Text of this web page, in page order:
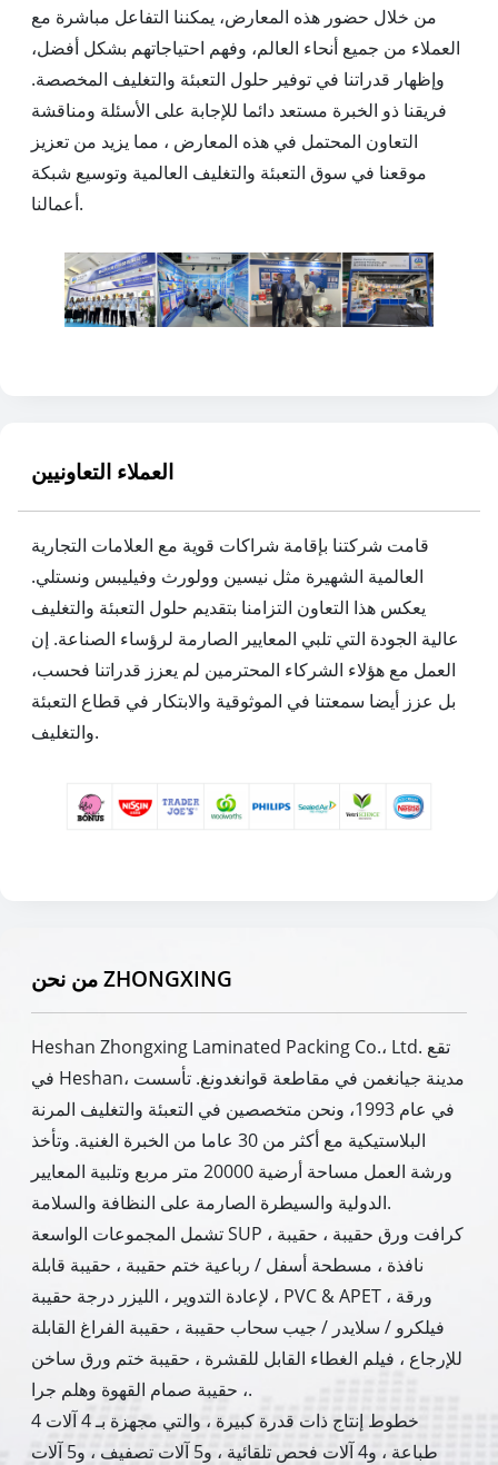
من خلال حضور هذه المعارض، يمكننا التفاعل مباشرة مع
العملاء من جميع أنحاء العالم، وفهم احتياجاتهم بشكل أفضل،
وإظهار قدراتنا في توفير حلول التعبئة والتغليف المخصصة.
فريقنا ذو الخبرة مستعد دائما للإجابة على الأسئلة ومناقشة
التعاون المحتمل في هذه المعارض ، مما يزيد من تعزيز
موقعنا في سوق التعبئة والتغليف العالمية وتوسيع شبكة
أعمالنا.
العملاء التعاونيين
قامت شركتنا بإقامة شراكات قوية مع العلامات التجارية
العالمية الشهيرة مثل نيسين وولورث وفيليبس ونستلي.
يعكس هذا التعاون التزامنا بتقديم حلول التعبئة والتغليف
عالية الجودة التي تلبي المعايير الصارمة لرؤساء الصناعة. إن
العمل مع هؤلاء الشركاء المحترمين لم يعزز قدراتنا فحسب،
بل عزز أيضا سمعتنا في الموثوقية والابتكار في قطاع التعبئة
والتغليف.
من نحن ZHONGXING
Heshan Zhongxing Laminated Packing Co.، Ltd. تقع
في Heshan، مدينة جيانغمن في مقاطعة قوانغدونغ. تأسست
في عام 1993، ونحن متخصصين في التعبئة والتغليف المرنة
البلاستيكية مع أكثر من 30 عاما من الخبرة الغنية. وتأخذ
ورشة العمل مساحة أرضية 20000 متر مربع وتلبية المعايير
الدولية والسيطرة الصارمة على النظافة والسلامة.
تشمل المجموعات الواسعة SUP ، كرافت ورق حقيبة ، حقيبة
نافذة ، مسطحة أسفل / رباعية ختم حقيبة ، حقيبة قابلة
لإعادة التدوير ، الليزر درجة حقيبة ، PVC & APET ورقة ،
فيلكرو / سلايدر / جيب سحاب حقيبة ، حقيبة الفراغ القابلة
للإرجاع ، فيلم الغطاء القابل للقشرة ، حقيبة ختم ورق ساخن
، حقيبة صمام القهوة وهلم جرا.
4 خطوط إنتاج ذات قدرة كبيرة ، والتي مجهزة بـ 4 آلات
طباعة ، و4 آلات فحص تلقائية ، و5 آلات تصفيف ، و5 آلات